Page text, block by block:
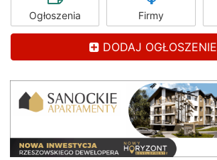
Ogłoszenia Firmy
DODAJ OGŁOSZENIE